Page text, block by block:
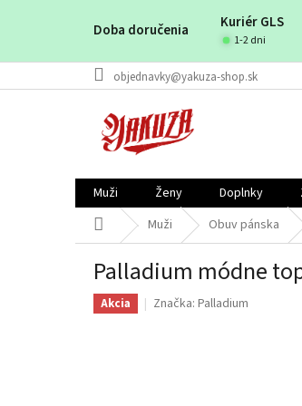
Doba doručenia Kuriér GLS
1-2 dni
objednavky@yakuza-shop.sk
Muži Ženy Doplnky
DomovMuži Obuv pánska
Palladium módne
Akcia Značka: Palladium